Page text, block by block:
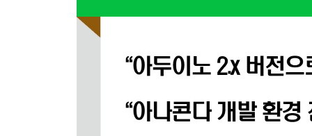
인공지능 쉴드 이용하는 방법
tone 함수 사용하여 피에조부저 출력하기
피에조부저로 학교종이 땡땡땡 출력하기